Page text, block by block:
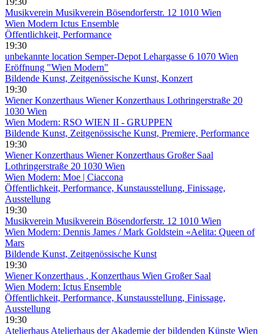
Musikverein Musikverein Bösendorferstr. 12 1010 Wien
Wien Modern Ictus Ensemble
Öffentlichkeit, Performance
19:30
unbekannte location Semper-Depot Lehargasse 6 1070 Wien
Eröffnung "Wien Modern"
Bildende Kunst, Zeitgenössische Kunst, Konzert
19:30
Wiener Konzerthaus Wiener Konzerthaus Lothringerstraße 20
1030 Wien
Wien Modern: RSO WIEN II - GRUPPEN
Bildende Kunst, Zeitgenössische Kunst, Premiere, Performance
19:30
Wiener Konzerthaus Wiener Konzerthaus Großer Saal
Lothringerstraße 20 1030 Wien
Wien Modern: Moe | Ciaccona
Öffentlichkeit, Performance, Kunstausstellung, Finissage,
Ausstellung
19:30
Musikverein Musikverein Bösendorferstr. 12 1010 Wien
Wien Modern: Dennis James / Mark Goldstein «Aelita: Queen of
Mars
Bildende Kunst, Zeitgenössische Kunst
19:30
Wiener Konzerthaus , Konzerthaus Wien Großer Saal
Wien Modern: Ictus Ensemble
Öffentlichkeit, Performance, Kunstausstellung, Finissage,
Ausstellung
19:30
Atelierhaus Atelierhaus der Akademie der bildenden Künste Wien